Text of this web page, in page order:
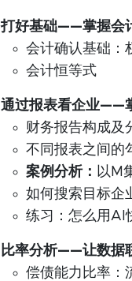
打好基础——掌握会
会计确认基础：
会计恒等式
通过报表看企业——
财务报告构成及
不同报表之间的
案例分析： 以M
如何搜索目标企
练习：怎么用AI
比率分析——让数据
偿债能力比率：